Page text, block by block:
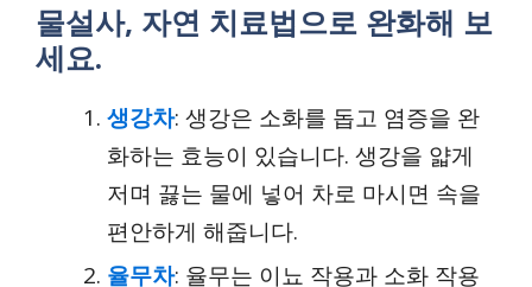
물설사, 자연 치료법으로 완화해 보
세요.
생강차: 생강은 소화를 돕고 염증을 완
화하는 효능이 있습니다. 생강을 얇게
저며 끓는 물에 넣어 차로 마시면 속을
편안하게 해줍니다.
율무차: 율무는 이뇨 작용과 소화 작용